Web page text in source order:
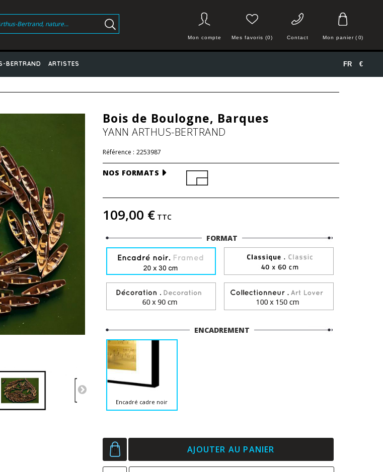
Mon panier ( 0)
Contact
Mes favoris (0)
Mon compte
BERTRAND ARTISTES €
FR
Bois de Boulogne, Barques
YANN ARTHUS-BERTRAND
Référence : 2253987
NOS FORMATS
109,00 € TTC
FORMAT
ENCADREMENT
Encadré cadre noir
AJOUTER AU PANIER